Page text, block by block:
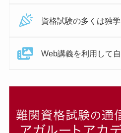
資格試験の多くは独
Web講義を利用して